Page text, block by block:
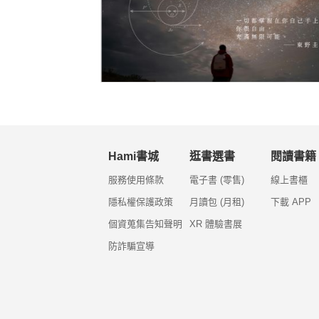
Hami書城
服務使用條款
隱私權保護政策
個資蒐集告知聲明
防詐騙宣導
逛書選書
電子書 (零售)
月讀包 (月租)
XR 體驗書展
閱讀書籍
線上書櫃
下載 APP